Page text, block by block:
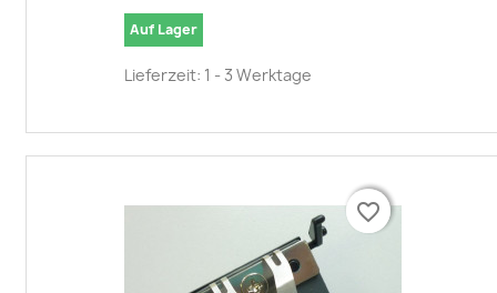
Auf Lager
Lieferzeit: 1 - 3 Werktage
favorite_border
favorite_border